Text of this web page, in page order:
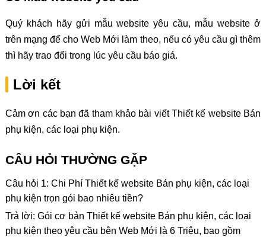
Quý khách hãy gửi mẫu website yêu cầu, mẫu website ở
trên mạng để cho Web Mới làm theo, nếu có yêu cầu gì thêm
thì hãy trao đổi trong lúc yêu cầu báo giá.
Lời kết
Cảm ơn các bạn đã tham khảo bài viết Thiết kế website Bán
phụ kiện, các loại phụ kiện.
CÂU HỎI THƯỜNG GẶP
Câu hỏi 1: Chi Phí Thiết kế website Bán phụ kiện, các loại
phụ kiện trọn gói bao nhiêu tiền?
Trả lời: Gói cơ bản Thiết kế website Bán phụ kiện, các loại
phụ kiện theo yêu cầu bên Web Mới là 6 Triệu, bao gồm